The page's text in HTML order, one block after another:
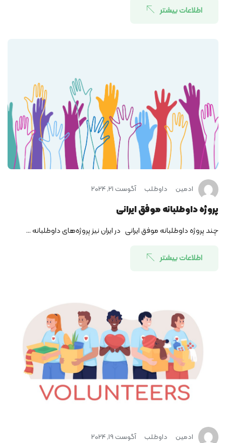
اطلاعات بیشتر
ادمین داوطلب آگوست 21, 2024
پروژه داوطلبانه موفق ایرانی
چند پروژه داوطلبانه موفق ایرانی در ایران نیز پروژه‌های داوطلبانه ...
اطلاعات بیشتر
ادمین داوطلب آگوست 19, 2024